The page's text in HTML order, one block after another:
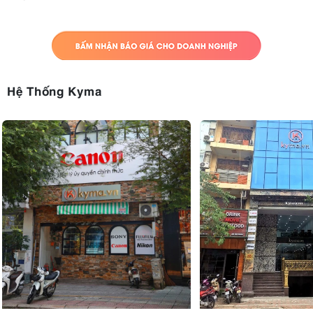
bằng tốt trên bất kỳ máy ảnh nào, ngay cả khi mở rộng hết cỡ. Với
để bạn có thể mang theo trong những chuyến phiêu lưu.
4.7 Tương thích với các bộ mở rộng Canon RF1.4x và
RF2x
Hệ Thống Kyma